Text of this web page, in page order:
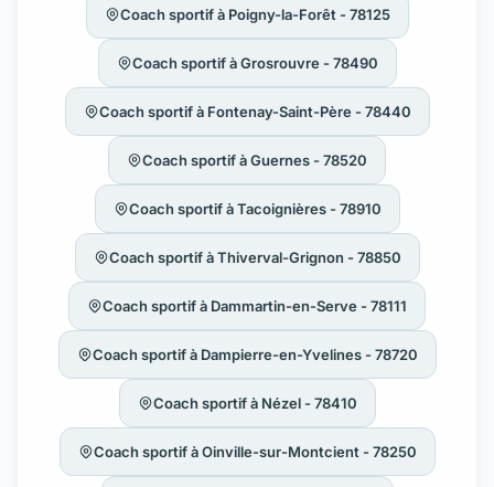
Coach sportif à Poigny-la-Forêt - 78125
Coach sportif à Grosrouvre - 78490
Coach sportif à Fontenay-Saint-Père - 78440
Coach sportif à Guernes - 78520
Coach sportif à Tacoignières - 78910
Coach sportif à Thiverval-Grignon - 78850
Coach sportif à Dammartin-en-Serve - 78111
Coach sportif à Dampierre-en-Yvelines - 78720
Coach sportif à Nézel - 78410
Coach sportif à Oinville-sur-Montcient - 78250